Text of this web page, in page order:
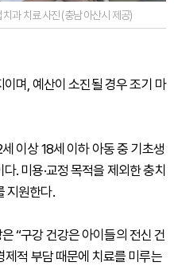
과 치료 사진 (충남 아산시 제공)
며, 예산이 소진될 경우 조기 마
이상 18세 이하 아동 중 기초생
. 미용·교정 목적을 제외한 충치
지원한다.
“구강 건강은 아이들의 전신 건
제적 부담 때문에 치료를 미루는